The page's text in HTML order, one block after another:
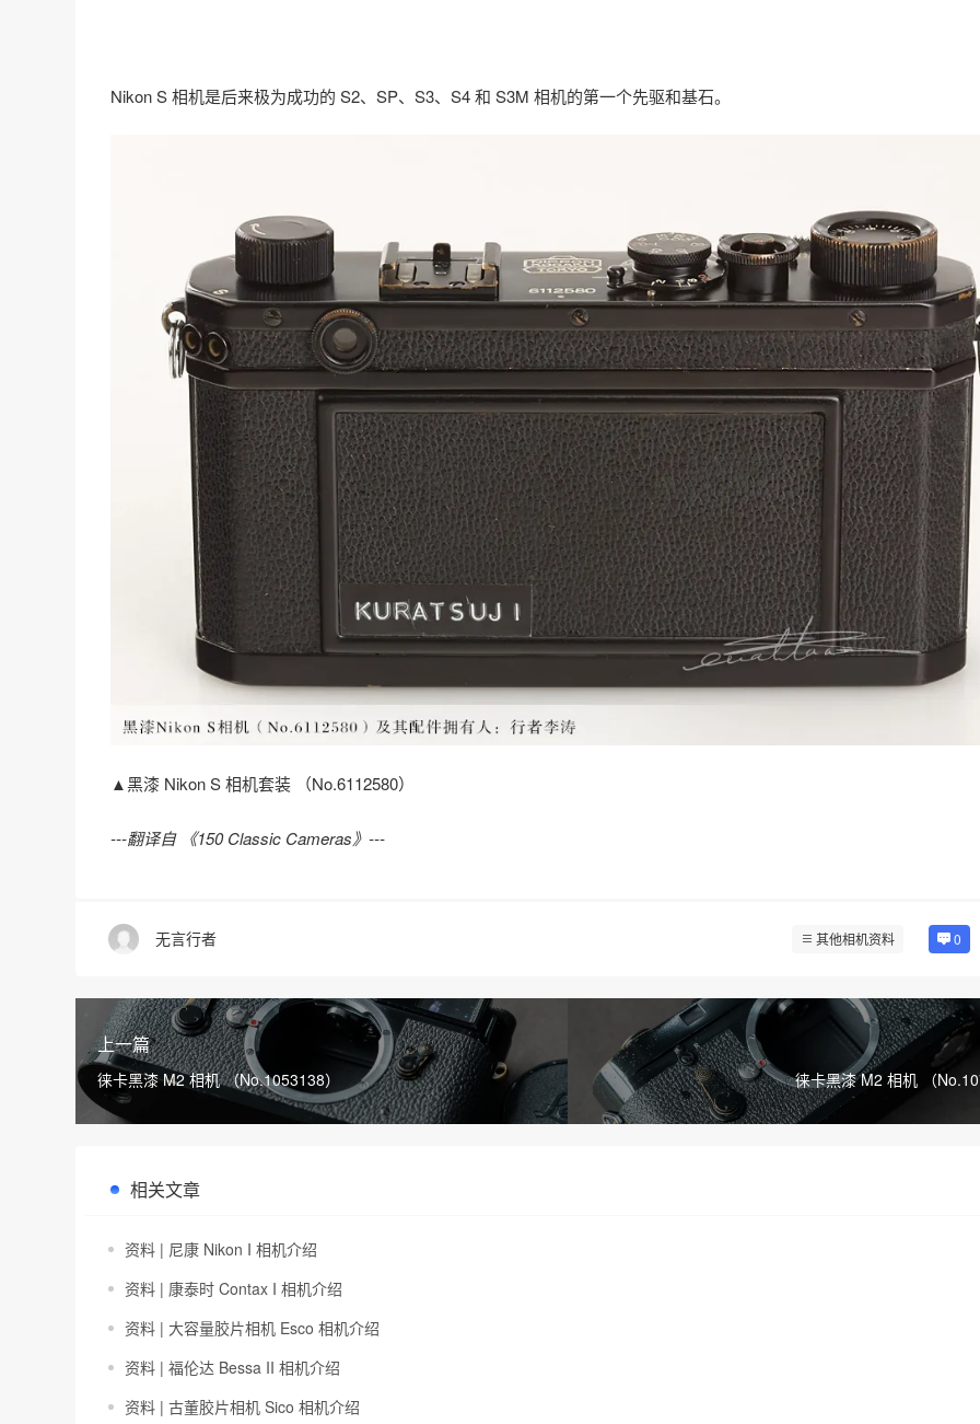
Nikon S 相机是后来极为成功的 S2、SP、S3、S4 和 S3M 相机的第一个先驱和基石。
▲黑漆 Nikon S 相机套装 （No.6112580）
---翻译自 《150 Classic Cameras》---
无言行者 其他相机资料 0
上一篇
徕卡黑漆 M2 相机 （No.1053138） 徕卡黑漆 M2 相机 （
相关文章
资料 | 尼康 Nikon I 相机介绍
资料 | 康泰时 Contax I 相机介绍
资料 | 大容量胶片相机 Esco 相机介绍
资料 | 福伦达 Bessa II 相机介绍
资料 | 古董胶片相机 Sico 相机介绍